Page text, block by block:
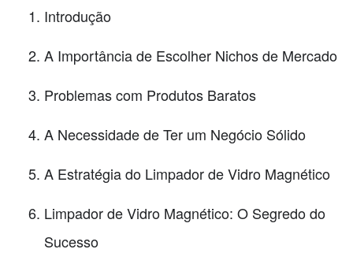
Introdução
A Importância de Escolher Nichos de Mercado
Problemas com Produtos Baratos
A Necessidade de Ter um Negócio Sólido
A Estratégia do Limpador de Vidro Magnético
Limpador de Vidro Magnético: O Segredo do
Sucesso